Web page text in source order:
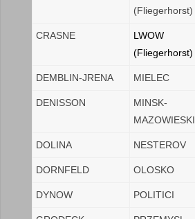
(Fliegerhorst)
CRASNE
LWOW
(Fliegerhorst)
DEMBLIN-JRENA MIELEC
DENISSON
MINSK-
MAZOWIESKI
DOLINA NESTEROV
DORNFELD OLOSKO
DYNOW POLITICI